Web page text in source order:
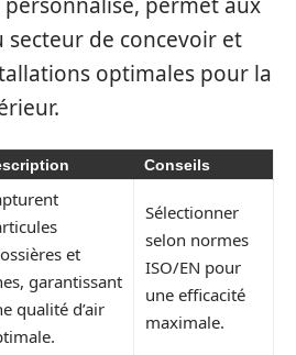
de concevoir et
optimales pour la
Conseils
et
garantissant
qualité d’air
Sélectionner
selon normes
ISO/EN pour
une efficacité
maximale.